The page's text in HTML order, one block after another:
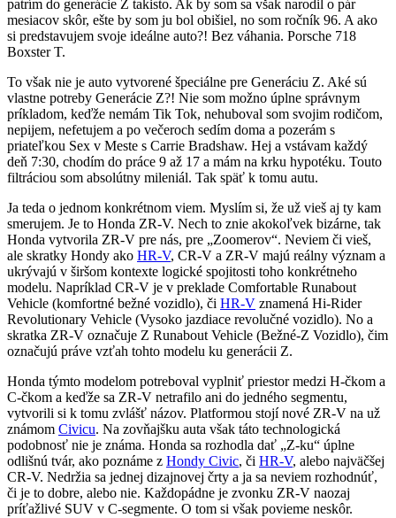
patrím do generácie Z takisto. Ak by som sa však narodil o pár
mesiacov skôr, ešte by som ju bol obišiel, no som ročník 96. A ako
si predstavujem svoje ideálne auto?! Bez váhania. Porsche 718
Boxster T.
To však nie je auto vytvorené špeciálne pre Generáciu Z. Aké sú
vlastne potreby Generácie Z?! Nie som možno úplne správnym
príkladom, keďže nemám Tik Tok, nehuboval som svojim rodičom,
nepijem, nefetujem a po večeroch sedím doma a pozerám s
priateľkou Sex v Meste s Carrie Bradshaw. Hej a vstávam každý
deň 7:30, chodím do práce 9 až 17 a mám na krku hypotéku. Touto
filtráciou som absolútny mileniál. Tak späť k tomu autu.
Ja teda o jednom konkrétnom viem. Myslím si, že už vieš aj ty kam
smerujem. Je to Honda ZR-V. Nech to znie akokoľvek bizárne, tak
Honda vytvorila ZR-V pre nás, pre „Zoomerov“. Neviem či vieš,
ale skratky Hondy ako HR-V, CR-V a ZR-V majú reálny význam a
ukrývajú v širšom kontexte logické spojitosti toho konkrétneho
modelu. Napríklad CR-V je v preklade Comfortable Runabout
Vehicle (komfortné bežné vozidlo), či HR-V znamená Hi-Rider
Revolutionary Vehicle (Vysoko jazdiace revolučné vozidlo). No a
skratka ZR-V označuje Z Runabout Vehicle (Bežné-Z Vozidlo), čim
označujú práve vzťah tohto modelu ku generácii Z.
Honda týmto modelom potreboval vyplniť priestor medzi H-čkom a
C-čkom a keďže sa ZR-V netrafilo ani do jedného segmentu,
vytvorili si k tomu zvlášť názov. Platformou stojí nové ZR-V na už
známom Civicu. Na zovňajšku auta však táto technologická
podobnosť nie je známa. Honda sa rozhodla dať „Z-ku“ úplne
odlišnú tvár, ako poznáme z Hondy Civic, či HR-V, alebo najväčšej
CR-V. Nedržia sa jednej dizajnovej črty a ja sa neviem rozhodnúť,
či je to dobre, alebo nie. Každopádne je zvonku ZR-V naozaj
príťažlivé SUV v C-segmente. O tom si však povieme neskôr.